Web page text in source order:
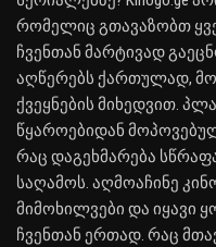
რომელიც გთავაზობთ
ჩვენთან მარტივად
აღწერებს ქართულად,
ქვეყნების მიხედვით.
წყაროებიდან
რაც დაგეხმარება
საღამოს. აღმოაჩინე
მიმოხილვები და იყავი
ჩვენთან ერთად. რაც